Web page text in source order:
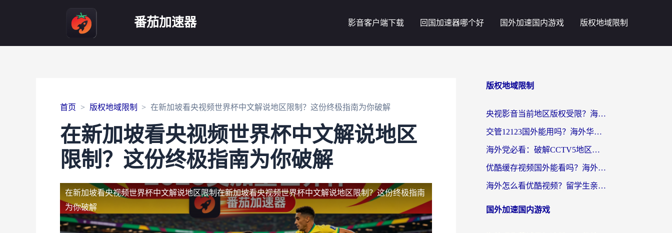
番茄加速器 影音客户端下载 回国加速器哪个好 国外加速国内游戏 版权地域限制
首页 版权地域限制 在新加坡看央视频世界杯中文解说地区限制？这份终极指南为你破解
在新加坡看央视频世界杯中文解说地区
限制？这份终极指南为你破解
在新加坡看央视频世界杯中文解说地区限制 在新加坡看央视频世界杯中文解说地区限制？这份终极指南
为你破解
版权地域限制
央视影音当前地区版权受限？海外党追剧看片的终极解决方案来了
交管12123国外能用吗？海外华人亲测有效的回国加速器选择指南
海外党必看：破解CCTV5地区限制，这样看欧洲杯奥运直播才够爽！
优酷缓存视频国外能看吗？海外党追剧看片的终极解决方案来了
海外怎么看优酷视频？留学生亲测有效的回国加速器选择指南
国外加速国内游戏